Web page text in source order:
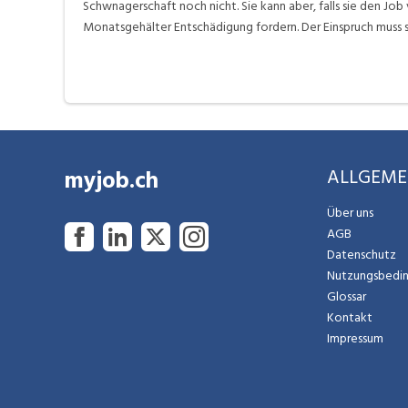
Schwnagerschaft noch nicht. Sie kann aber, falls sie den
Monatsgehälter Entschädigung fordern. Der Einspruch
myjob.ch
Über uns
AGB
Datenschutz
Glossar
Kontakt
Impressum